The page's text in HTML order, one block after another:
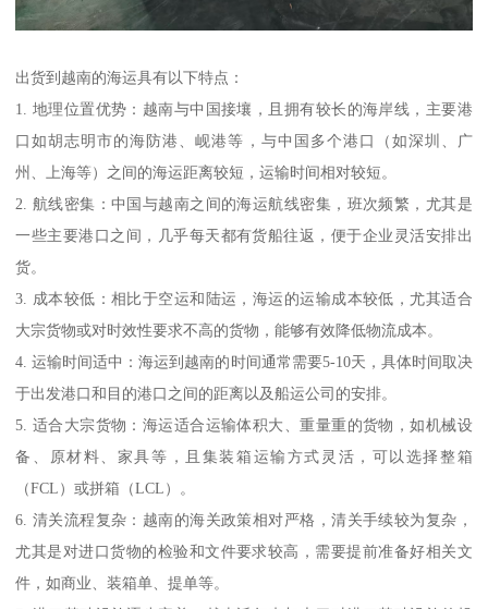
出货到越南的海运具有以下特点：
1. 地理位置优势：越南与中国接壤，且拥有较长的海岸线，主要港
口如胡志明市的海防港、岘港等，与中国多个港口（如深圳、广
州、上海等）之间的海运距离较短，运输时间相对较短。
2. 航线密集：中国与越南之间的海运航线密集，班次频繁，尤其是
一些主要港口之间，几乎每天都有货船往返，便于企业灵活安排出
货。
3. 成本较低：相比于空运和陆运，海运的运输成本较低，尤其适合
大宗货物或对时效性要求不高的货物，能够有效降低物流成本。
4. 运输时间适中：海运到越南的时间通常需要5-10天，具体时间取决
于出发港口和目的港口之间的距离以及船运公司的安排。
5. 适合大宗货物：海运适合运输体积大、重量重的货物，如机械设
备、原材料、家具等，且集装箱运输方式灵活，可以选择整箱
（FCL）或拼箱（LCL）。
6. 清关流程复杂：越南的海关政策相对严格，清关手续较为复杂，
尤其是对进口货物的检验和文件要求较高，需要提前准备好相关文
件，如商业、装箱单、提单等。